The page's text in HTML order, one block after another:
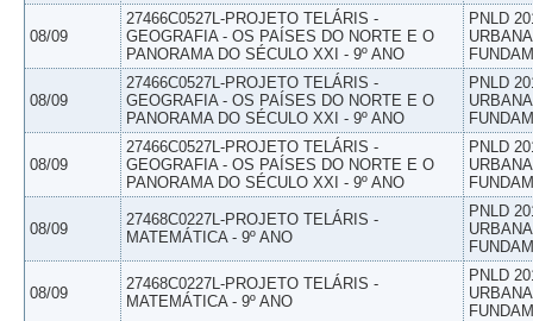
08/09
27466C0527L-PROJETO TELÁRIS -
GEOGRAFIA - OS PAÍSES DO NORTE E O
PANORAMA DO SÉCULO XXI - 9º ANO
PNLD
08/09
27466C0527L-PROJETO TELÁRIS -
GEOGRAFIA - OS PAÍSES DO NORTE E O
PANORAMA DO SÉCULO XXI - 9º ANO
PNLD
08/09
27466C0527L-PROJETO TELÁRIS -
GEOGRAFIA - OS PAÍSES DO NORTE E O
PANORAMA DO SÉCULO XXI - 9º ANO
PNLD
08/09
27468C0227L-PROJETO TELÁRIS -
MATEMÁTICA - 9º ANO
PNLD
08/09
27468C0227L-PROJETO TELÁRIS -
MATEMÁTICA - 9º ANO
PNLD